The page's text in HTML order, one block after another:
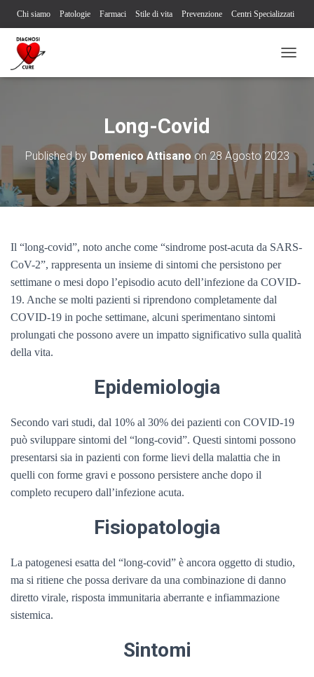
Chi siamo Patologie Farmaci Stile di vita Prevenzione Centri Specializzati
Associazioni Pazienti
A
I
E
T
G
E
Long-Covid
Published by Domenico Attisanoon28 Agosto 2023
Il “long-covid”, noto anche come “sindrome post-acuta da SARS-
CoV-2”, rappresenta un insieme di sintomi che persistono per
settimane o mesi dopo l’episodio acuto dell’infezione da COVID-
19. Anche se molti pazienti si riprendono completamente dal
COVID-19 in poche settimane, alcuni sperimentano sintomi
prolungati che possono avere un impatto significativo sulla qualità
della vita.
Epidemiologia
Secondo vari studi, dal 10% al 30% dei pazienti con COVID-19
può sviluppare sintomi del “long-covid”. Questi sintomi possono
presentarsi sia in pazienti con forme lievi della malattia che in
quelli con forme gravi e possono persistere anche dopo il
completo recupero dall’infezione acuta.
Fisiopatologia
La patogenesi esatta del “long-covid” è ancora oggetto di studio,
ma si ritiene che possa derivare da una combinazione di danno
diretto virale, risposta immunitaria aberrante e infiammazione
sistemica.
Sintomi